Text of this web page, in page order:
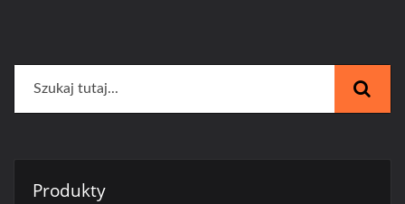
Produkty